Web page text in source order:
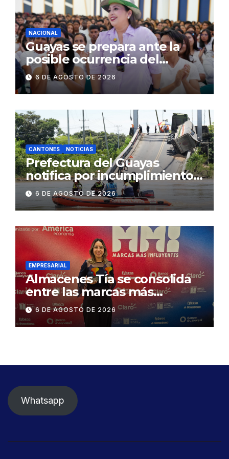
concurrencia
NACIONAL
Guayas se prepara ante la
posible ocurrencia del
fenómeno de El Niño:
Gobierno Nacional capacita a
2.500 jóvenes
6 DE AGOSTO DE 2026
CANTONES NOTICIAS
Prefectura del Guayas
notifica por incumplimiento
contractual a la
Concesionaria CONORTE y
exige celeridad en
desmontaje del puente
Gonzalo Icaza Cornejo, en
Daule
6 DE AGOSTO DE 2026
EMPRESARIAL
Almacenes Tía se consolida
entre las marcas más
influyentes del Ecuador
6 DE AGOSTO DE 2026
Whatsapp